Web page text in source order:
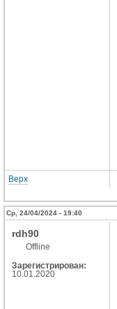
Верх
Ср, 24/04/2024 - 19:40
rdh90
Offline
Зарегистрирован:
10.01.2020